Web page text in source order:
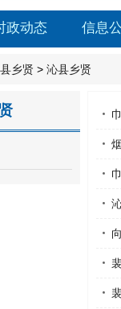
政动态 信息
乡贤 > 沁县乡贤